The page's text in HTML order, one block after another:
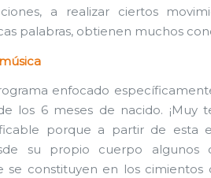
a realizar ciertos
palabras, obtienen muchos
enfocado
los 6 meses de nacido. ¡Muy
porque a partir de esta
su propio cuerpo algunos
se constituyen en los